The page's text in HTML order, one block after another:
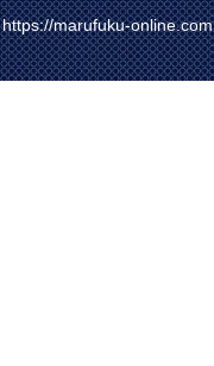
https://marufuku-online.com